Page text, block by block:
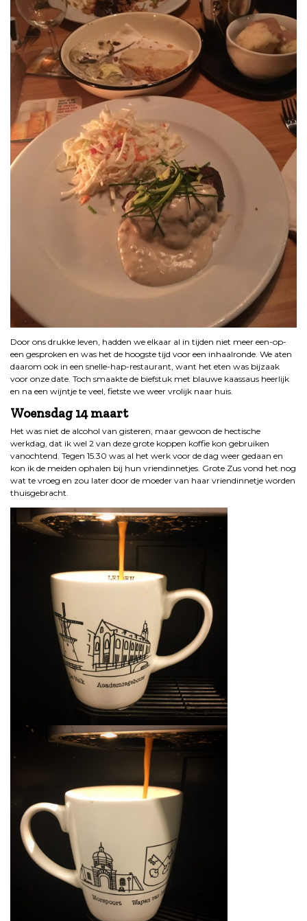
Door ons drukke leven, hadden we elkaar al in tijden niet meer een-op-
een gesproken en was het de hoogste tijd voor een inhaalronde. We aten
daarom ook in een snelle-hap-restaurant, want het eten was bijzaak
voor onze date. Toch smaakte de biefstuk met blauwe kaassaus heerlijk
en na een wijntje te veel, fietste we weer vrolijk naar huis.
Woensdag 14 maart
Het was niet de alcohol van gisteren, maar gewoon de hectische
werkdag, dat ik wel 2 van deze grote koppen koffie kon gebruiken
vanochtend. Tegen 15.30 was al het werk voor de dag weer gedaan en
kon ik de meiden ophalen bij hun vriendinnetjes. Grote Zus vond het nog
wat te vroeg en zou later door de moeder van haar vriendinnetje worden
thuisgebracht.